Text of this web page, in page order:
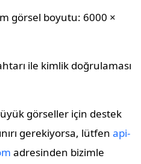
görsel boyutu: 6000 ×
ile kimlik doğrulaması
görseller için destek
gerekiyorsa, lütfen api-
adresinden bizimle